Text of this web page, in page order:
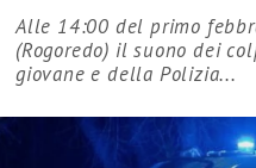
Alle 14:00 del primo
(Rogoredo) il suono dei
giovane e della Polizia...